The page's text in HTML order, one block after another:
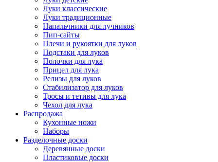
Луки классические
Луки традиционные
Напальчники для лучников
Пип-сайты
Плечи и рукоятки для луков
Подстаки для луков
Полочки для лука
Прицел для лука
Релизы для луков
Стабилизатор для луков
Тросы и тетивы для лука
Чехол для лука
Распродажа
Кухонные ножи
Наборы
Разделочные доски
Деревянные доски
Пластиковые доски